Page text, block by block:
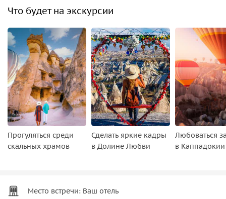
Что будет на экскурсии
Прогуляться среди
скальных храмов
Сделать яркие кадры
в Долине Любви
Любоваться
в Каппадокии
Место встречи: Ваш отель